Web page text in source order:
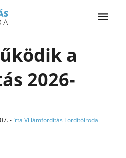
a
2026-
- írta Villámfordítás Fordítóiroda